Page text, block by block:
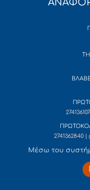
2741362840
Mέσω του